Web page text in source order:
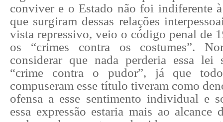
conviver e o Estado não foi indiferente
que surgiram dessas relações
vista repressivo, veio o código penal de
os “crimes contra os costumes”.
considerar que nada perderia essa lei
“crime contra o pudor”, já que
compuseram esse título tiveram como
ofensa a esse sentimento individual e
essa expressão estaria mais ao